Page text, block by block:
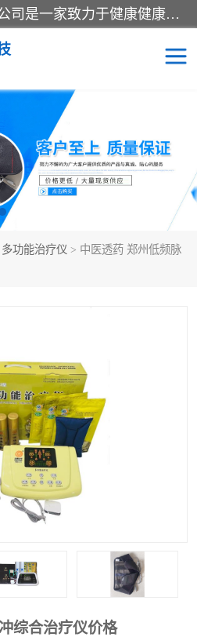
深圳运康达华科技有限公司是一家致力于健康健康产业的现代化企业，已经走过了15个春秋，开创了中医外用发展的新未来，是专业从事中医医疗仪器的研发、生产、销售、服务为一体的子公司，在医疗器械的设计、开发和生产方面率先引进国际先进技术和好的科技人员，先后开发出了场效应治疗仪、多功能治疗仪、颈椎治疗仪、腰椎治疗仪、增效垫等多个系列。
多功能治疗仪 > 中医透药 郑州低频脉
综合治疗仪价格
中药提速
脉冲治疗仪